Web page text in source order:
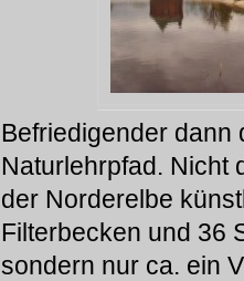
Befriedigender dann
Naturlehrpfad. Nicht
der Norderelbe
Filterbecken und 36
sondern nur ca. ein